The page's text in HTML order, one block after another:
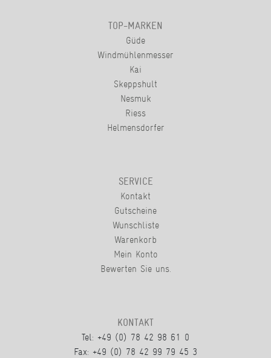
TOP-MARKEN
Güde
Windmühlenmesser
Kai
Skeppshult
Nesmuk
Riess
Helmensdorfer
SERVICE
Kontakt
Gutscheine
Wunschliste
Warenkorb
Mein Konto
Bewerten Sie uns.
KONTAKT
Tel: +49 (0) 78 42 98 61 0
Fax: +49 (0) 78 42 99 79 45 3